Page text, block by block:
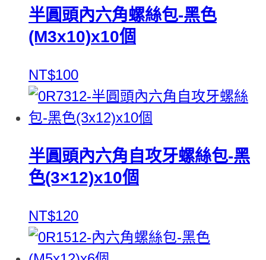
半圓頭內六角螺絲包-黑色
(M3x10)x10個
NT$100
半圓頭內六角自攻牙螺絲包-黑
色(3×12)x10個
NT$120